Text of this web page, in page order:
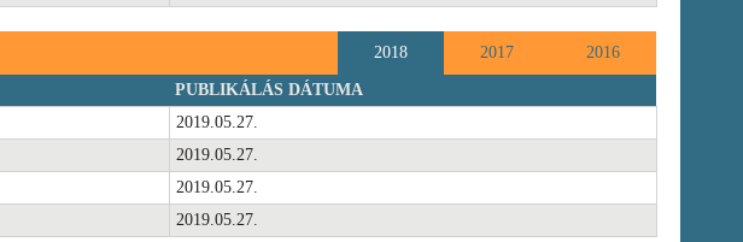
2018 2017 2016
PUBLIKÁLÁS DÁTUMA
2019.05.27.
2019.05.27.
2019.05.27.
2019.05.27.